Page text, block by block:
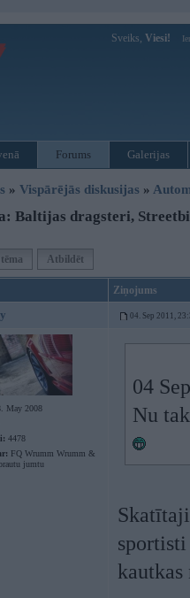
Sveiks, Viesi!
Forums Galerijas
» Vispārējās diskusijas »
Baltijas dragsteri,
Atbildēt
Ziņojums
04. Sep 2011,
May 2008
4478
FQ Wrumm Wrumm &
jumtu
04
Nu